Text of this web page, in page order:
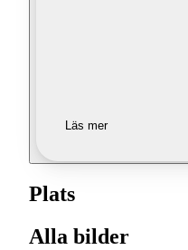
Läs mer
Plats
Alla bilder